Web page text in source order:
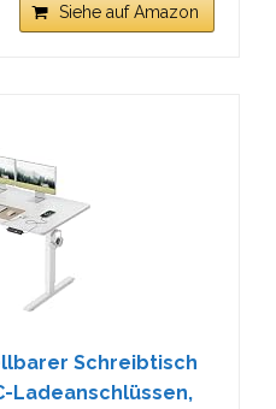
Siehe auf Amazon
Schreibtisch
Ladeanschlüssen,